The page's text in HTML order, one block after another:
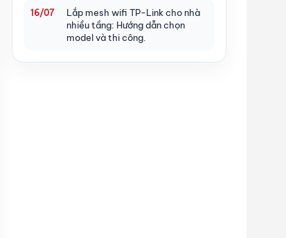
16/07
Lắp mesh wifi TP-Link cho nhà
nhiều tầng: Hướng dẫn chọn
model và thi công.